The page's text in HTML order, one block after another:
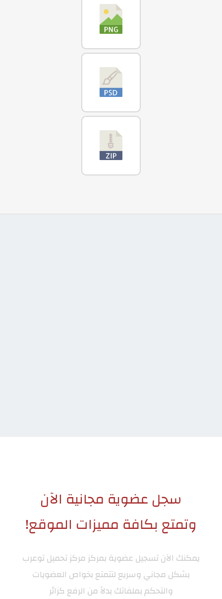
سجل عضوية مجانية الآن
وتمتع بكافة مميزات الموقع!
يمكنك الآن تسجيل عضوية بمركزمركز تحميل توعرب
بشكل مجاني وسريع لتتمتع بخواص العضويات
والتحكم بملفاتك بدلاً من الرفع كزائر